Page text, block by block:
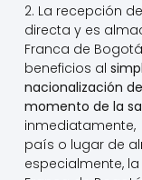
2. La recepción
directa y es
Franca de
beneficios al
nacionalización
momento de la
país o lugar de
especialmente,